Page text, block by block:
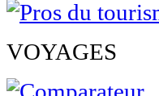
VOYAGES